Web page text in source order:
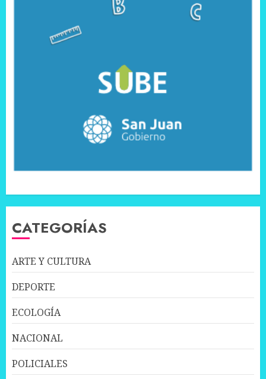
CATEGORÍAS
ARTE Y CULTURA
DEPORTE
ECOLOGÍA
NACIONAL
POLICIALES